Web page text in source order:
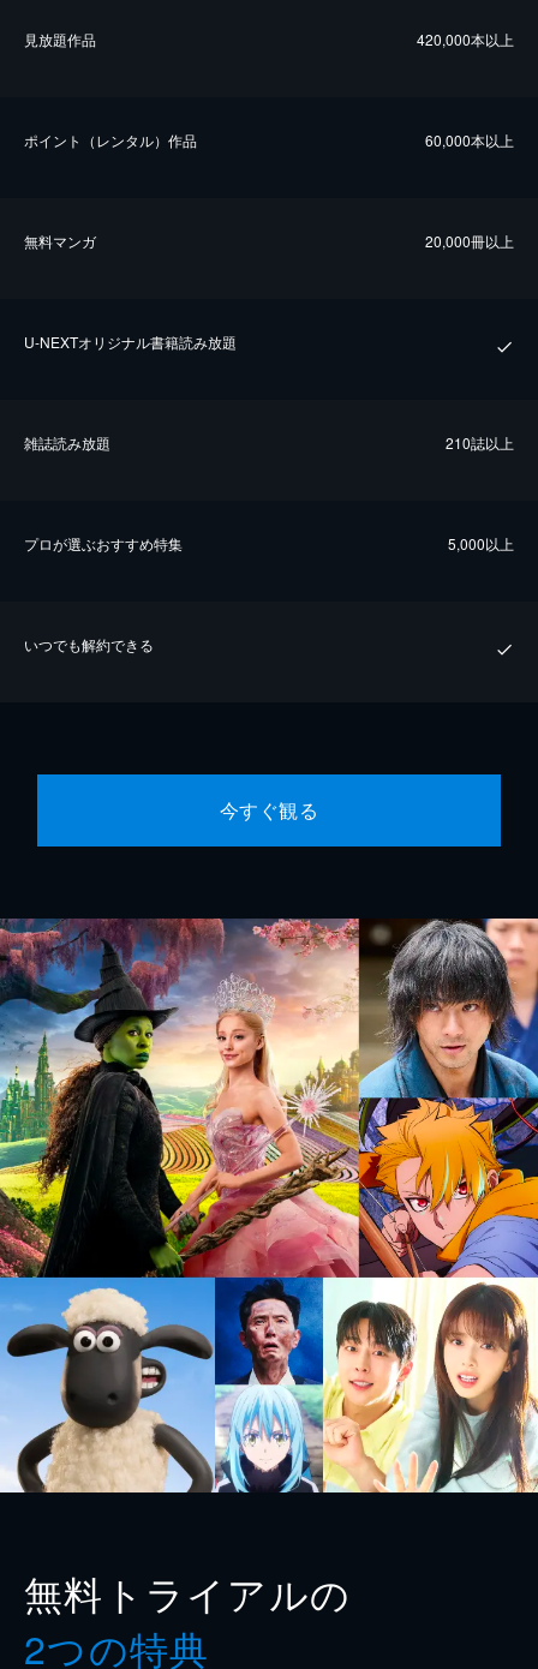
⾒放題作品 420,000本以上
ポイント（レンタル）作品 60,000本以上
無料マンガ 20,000冊以上
U-NEXTオリジナル書籍読み放題
雑誌読み放題 210誌以上
プロが選ぶおすすめ特集 5,000以上
いつでも解約できる
今すぐ観る
無料トライアルの
2つの特典